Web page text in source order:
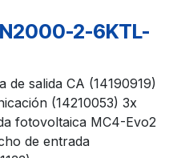
2-6KTL-
de salida CA (14190919)
(14210053) 3x
fotovoltaica MC4-Evo2
de entrada